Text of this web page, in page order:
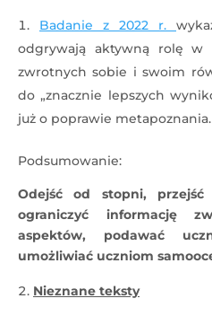
Badanie z 2022 r.
odgrywają aktywną rolę w
zwrotnych sobie i swoim
do „znacznie lepszych
już o poprawie metapoznania.
Podsumowanie:
Odejść od stopni,
ograniczyć informację
aspektów, podawać
umożliwiać uczniom
Nieznane teksty